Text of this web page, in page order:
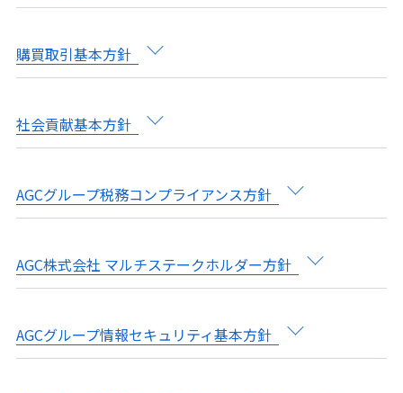
購買取引基本方針
社会貢献基本方針
AGCグループ税務コンプライアンス方針
AGC株式会社 マルチステークホルダー方針
AGCグループ情報セキュリティ基本方針